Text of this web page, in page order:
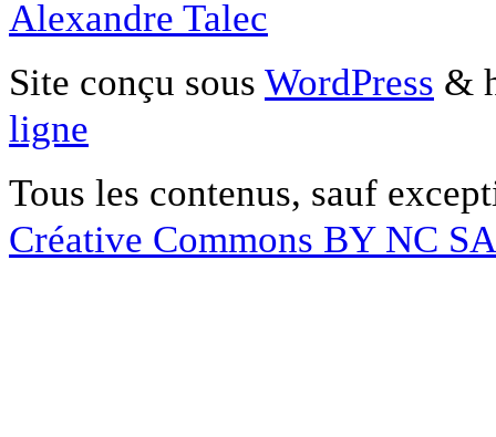
Alexandre Talec
Site conçu sous WordPress &
ligne
Tous les contenus, sauf
Créative Commons BY NC SA